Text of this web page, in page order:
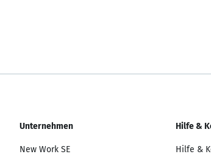
Unternehmen
New Work SE
Hilfe &
Hilfe &